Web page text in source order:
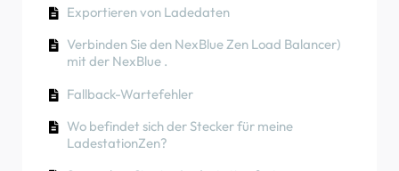
Phasenverschiebung
So verbinden Sie die Ladestation während/nach
RCD-Prüfverfahren
So überprüfen Sie, ob bei einem Produkt
Fehlerstromschutz
Wie Sie Ihr Auto mit Solarenergie aufladen
können
unerwartete Probleme aufgetreten sind
So verbinden Sie den NexBlue Zen Smart Meter)
mit dem WLAN
beitritt/jemanden dazu einlädt
So verbinden Sie die Ladestation während/nach
der Installation mit 4G
So führen Sie ein Zurücksetzen auf die
Werkseinstellungen eines Produkts durch
So erstellen und verwalten Sie Standorte
So überprüfen Sie, ob bei einem Produkt
nutzen. Wie kann ich sie mit dieser Person teilen?
Ladegerät Farben
Exportieren von Ladedaten
Verbinden Sie den NexBlue Zen Load Balancer)
mit der NexBlue .
Fallback-Wartefehler
Wo befindet sich der Stecker für meine
LadestationZen?